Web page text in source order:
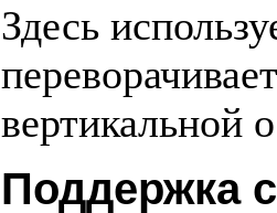
Здесь
вертикальной
Поддержка